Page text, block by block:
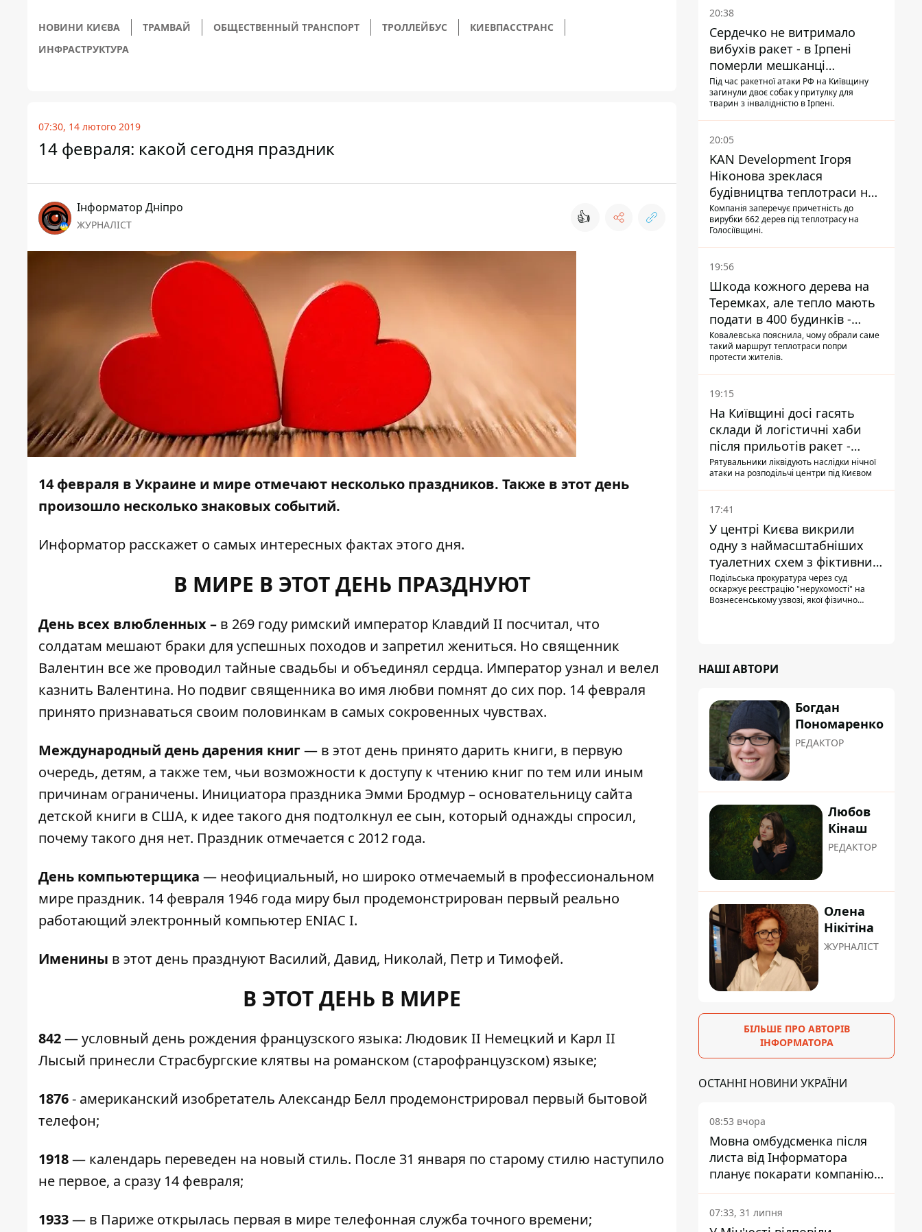
НОВИНИ КИЄВА ТРАМВАЙ ОБЩЕСТВЕННЫЙ ТРАНСПОРТ ТРОЛЛЕЙБУС
КИЕВПАССТРАНС
ИНФРАСТРУКТУРА
07:30, 14 лютого 2019
14 февраля: какой сегодня праздник
Інформатор Дніпро
ЖУРНАЛІСТ 👍
14 февраля в Украине и мире отмечают несколько праздников. Также в этот день
произошло несколько знаковых событий.
Информатор расскажет о самых интересных фактах этого дня.
В МИРЕ В ЭТОТ ДЕНЬ ПРАЗДНУЮТ
День всех влюбленных – в 269 году римский император Клавдий II посчитал, что
солдатам мешают браки для успешных походов и запретил жениться. Но священник
Валентин все же проводил тайные свадьбы и объединял сердца. Император узнал и велел
казнить Валентина. Но подвиг священника во имя любви помнят до сих пор. 14 февраля
принято признаваться своим половинкам в самых сокровенных чувствах.
Международный день дарения книг — в этот день принято дарить книги, в первую
очередь, детям, а также тем, чьи возможности к доступу к чтению книг по тем или иным
причинам ограничены. Инициатора праздника Эмми Бродмур – основательницу сайта
детской книги в США, к идее такого дня подтолкнул ее сын, который однажды спросил,
почему такого дня нет. Праздник отмечается с 2012 года.
День компьютерщика — неофициальный, но широко отмечаемый в профессиональном
мире праздник. 14 февраля 1946 года миру был продемонстрирован первый реально
работающий электронный компьютер ENIAC I.
Именины в этот день празднуют Василий, Давид, Николай, Петр и Тимофей.
В ЭТОТ ДЕНЬ В МИРЕ
842— условный день рождения французского языка: Людовик II Немецкий и Карл II
Лысый принесли Страсбургские клятвы на романском (старофранцузском) языке;
1876​​- американский изобретатель Александр Белл продемонстрировал первый бытовой
телефон;
1918— календарь переведен на новый стиль. После 31 января по старому стилю наступило
не первое, а сразу 14 февраля;
1933— в Париже открылась первая в мире телефонная служба точного времени;
20:38
Сердечко не витримало
вибухів ракет - в Ірпені
померли мешканці
притулку для собак з
інвалідністю
Під час ракетної атаки РФ на Київщину
загинули двоє собак у притулку для
тварин з інвалідністю в Ірпені.
20:05
KAN Development Ігоря
Ніконова зреклася
будівництва теплотраси на
Теремках
Компанія заперечує причетність до
вирубки 662 дерев під теплотрасу на
Голосіївщині.
19:56
Шкода кожного дерева на
Теремках, але тепло мають
подати в 400 будинків -
депутатка Київради
Ковалевська пояснила, чому обрали саме
такий маршрут теплотраси попри
протести жителів.
19:15
На Київщині досі гасять
склади й логістичні хаби
після прильотів ракет -
ДСНС
Рятувальники ліквідують наслідки нічної
атаки на розподільчі центри під Києвом
17:41
У центрі Києва викрили
одну з наймасштабніших
туалетних схем з фіктивним
будинком
Подільська прокуратура через суд
оскаржує реєстрацію "нерухомості" на
Вознесенському узвозі, якої фізично
НАШІ АВТОРИ
Богдан
Пономаренко
РЕДАКТОР
Любов
Кінаш
РЕДАКТОР
Олена
Нікітіна
ЖУРНАЛІСТ
БІЛЬШЕ ПРО АВТОРІВ
ІНФОРМАТОРА
ОСТАННІ НОВИНИ УКРАЇНИ
08:53 вчора
Мовна омбудсменка після
листа від Інформатора
планує покарати компанію-
підрядника ПриватБанку
07:33, 31 липня